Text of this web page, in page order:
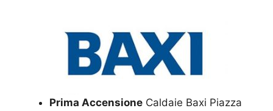
Prima Accensione Caldaie Baxi Piazza